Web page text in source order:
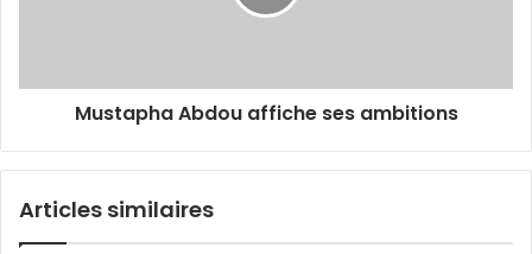
Mustapha Abdou affiche ses ambitions
Articles similaires